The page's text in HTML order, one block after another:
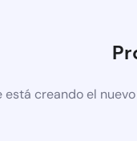
está creando el